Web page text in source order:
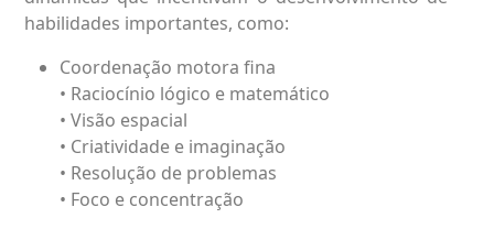
habilidades importantes, como:
Coordenação motora fina
• Raciocínio lógico e matemático
• Visão espacial
• Criatividade e imaginação
• Resolução de problemas
• Foco e concentração